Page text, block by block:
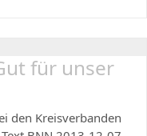
für unser
den Kreisverbanden